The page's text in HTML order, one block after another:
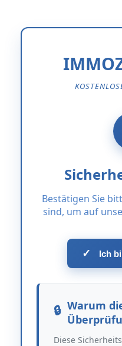
Bestätigen Sie
sind, um auf
✓ Ich
Warum
Diese